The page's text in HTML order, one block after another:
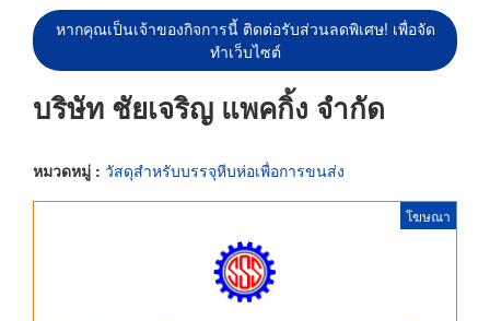
หากคุณเป็นเจ้าของกิจการนี้ ติดต่อรับส่วนลดพิเศษ! เพื่อจัด
ทำเว็บไซต์
บริษัท ชัยเจริญ แพคกิ้ง จำกัด
หมวดหมู่ : วัสดุสำหรับบรรจุหีบห่อเพื่อการขนส่ง
โฆษณา